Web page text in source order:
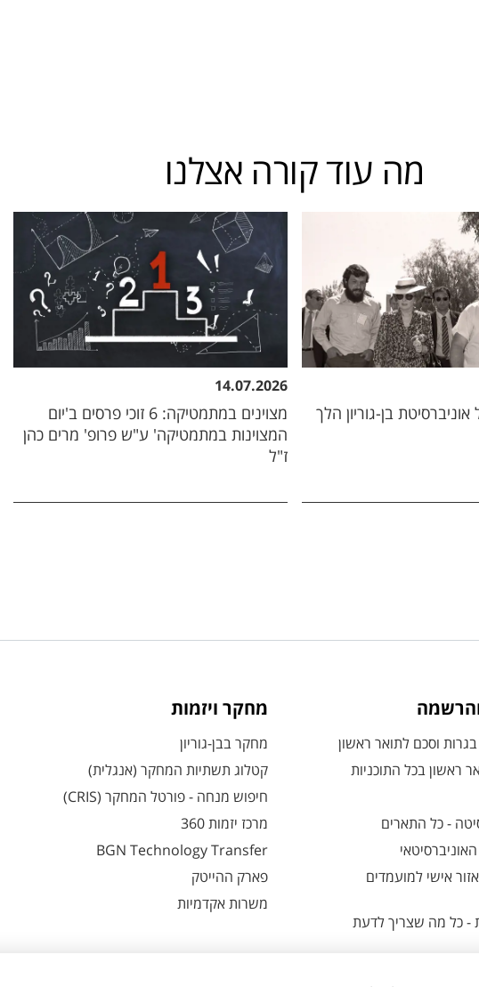
מה עוד קורה אצלנו
בן-גוריון הלך
14.07.2026
מצוינים במתמטיקה: 6 זוכי פרסים ב'יום
המצוינות במתמטיקה' ע"ש פרופ' מרים כהן
ז"ל
וסכם לתואר ראשון
ראשון בכל התוכניות
- כל התארים
אישי למועמדים
- כל מה שצריך לדעת
מחקר ויזמות
מחקר בבן-גוריון
קטלוג תשתיות המחקר (אנגלית)
חיפוש מנחה - פורטל המחקר (CRIS)
מרכז יזמות 360
BGN Technology Transfer
פארק ההייטק
משרות אקדמיות